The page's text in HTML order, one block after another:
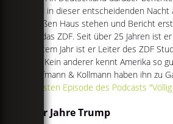
wird in dieser entscheidenden
Weißen Haus stehen und Bericht
für das ZDF. Seit über 25 Jahren ist
letztem Jahr ist er Leiter des ZDF
DC. Kein anderer kennt Amerika so
Hoffmann & Kollmann haben ihn zu
neusten Episode des Podcasts
Vier Jahre Trump